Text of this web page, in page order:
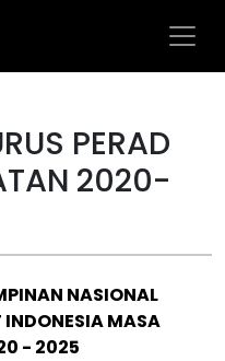
PERAD
2020-
NASIONAL
MASA
- 2025